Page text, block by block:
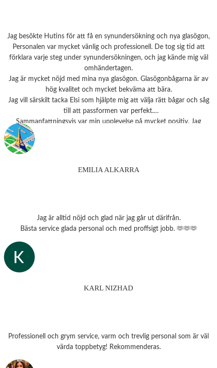
Jag besökte Hutins för att få en synundersökning och nya glasögon,
Personalen var mycket vänlig och professionell. De tog sig tid att
förklara varje steg under synundersökningen, och jag kände mig väl
omhändertagen.
Jag är mycket nöjd med mina nya glasögon. Glasögonbågarna är av
hög kvalitet och mycket bekväma att bära.
Jag vill särskilt tacka Elsi som hjälpte mig att välja rätt bågar och såg
till att passformen var perfekt.
Sammanfattningsvis var min upplevelse på mycket positiv. Jag
rekommenderar starkt detta ställe till alla som behöver
EMILIA ALKARRA
Jag är alltid nöjd och glad när jag går ut därifrån.
Bästa service glada personal och med proffsigt jobb. 🫶🫶🫶
KARL NIZHAD
Professionell och grym service, varm och trevlig personal som är väl
värda toppbetyg! Rekommenderas.